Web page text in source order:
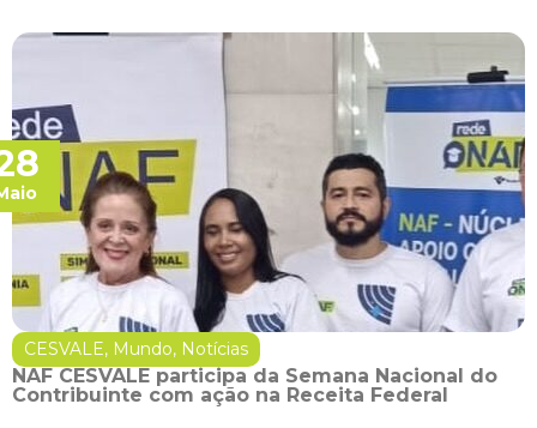
CESVALE, Mundo, Notícias
NAF CESVALE participa da Semana Nacional do
Contribuinte com ação na Receita Federal